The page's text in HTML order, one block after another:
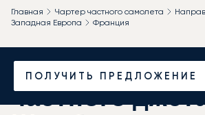
ПОЛУЧИТЬ ПРЕДЛОЖЕНИЕ
Главная Чартер частного самолета
Западная Европа
Франция
Закажите
частного